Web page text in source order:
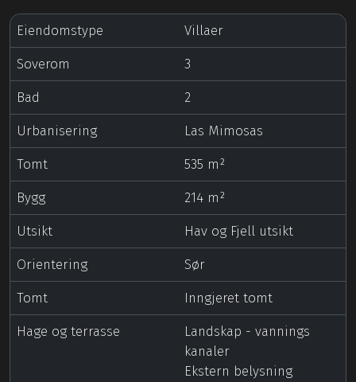
Eiendomstype
Villaer
Soverom
3
Bad
2
Urbanisering
Las Mimosas
Tomt
535 m²
Bygg
214 m²
Utsikt
Hav og Fjell utsikt
Orientering
Sør
Tomt
Inngjeret tomt
Hage og terrasse
Landskap - vannings
kanaler
Ekstern belysning